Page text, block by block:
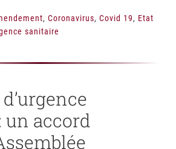
, Coronavirus, Covid 19, Etat
sanitaire
un accord